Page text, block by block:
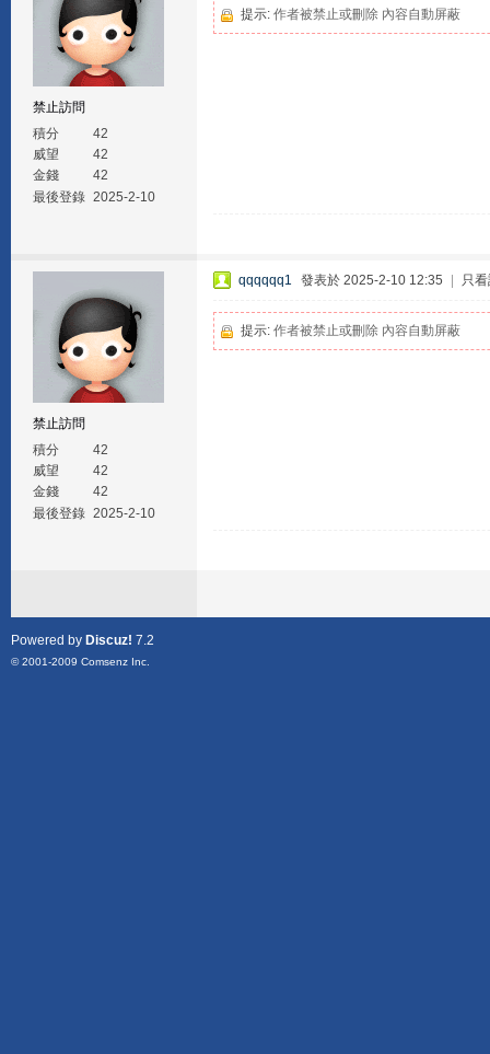
禁止訪問
積分
42
威望
42
金錢
42
最後登錄 2025-2-10
提示: 作者被禁止或刪除 內容自動屏蔽
禁止訪問
積分
42
威望
42
金錢
42
最後登錄 2025-2-10
qqqqqq1 發表於 2025-2-10 12:35 只
提示: 作者被禁止或刪除 內容自動屏蔽
Powered by Discuz! 7.2
© 2001-2009 Comsenz Inc.